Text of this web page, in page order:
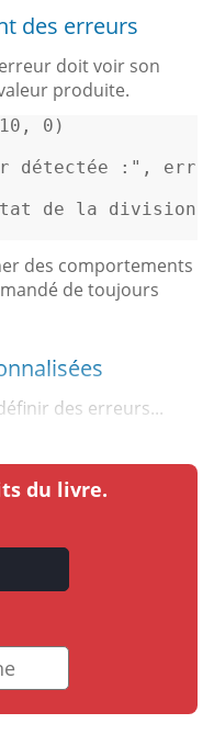
des erreurs
doit voir son
produite.
10 , 0
détectée :" ,
de la division
des comportements
de toujours
des erreurs...
du livre.